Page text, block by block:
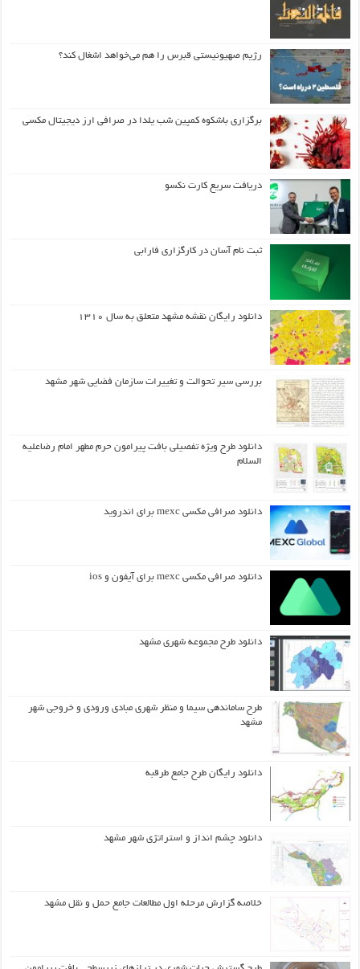
رژیم صهیونیستی قبرس را هم می‌خواهد اشغال کند؟
برگزاری باشکوه کمپین شب یلدا در صرافی ارز دیجیتال مکسی
دریافت سریع کارت نکسو
ثبت نام آسان در کارگزاری فارابی
دانلود رایگان نقشه مشهد متعلق به سال ۱۳۱۰
بررسی سیر تحوالت و تغییرات سازمان فضایی شهر مشهد
دانلود طرح ويژه تفصيلي بافت پيرامون حرم مطهر امام رضاعليه
السلام
دانلود صرافی مکسی mexc برای اندروید
دانلود صرافی مکسی mexc برای آیفون و ios
دانلود طرح مجموعه شهری مشهد
طرح ساماندهی سیما و منظر شهری مبادی ورودی و خروجی شهر
مشهد
دانلود رایگان طرح جامع طرقبه
دانلود چشم انداز و استراتژی شهر مشهد
خلاصه گزارش مرحله اول مطالعات جامع حمل و نقل مشهد